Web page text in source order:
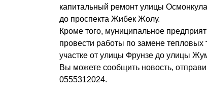
капитальный ремонт улицы
до проспекта Жибек Жолу.
Кроме того, муниципальное
провести работы по замене тепловых
участке от улицы Фрунзе до улицы
Вы можете сообщить новость,
0555312024.